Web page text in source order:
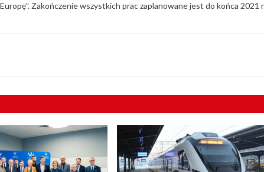
Zakończenie wszystkich prac zaplanowane jest do końca 2021